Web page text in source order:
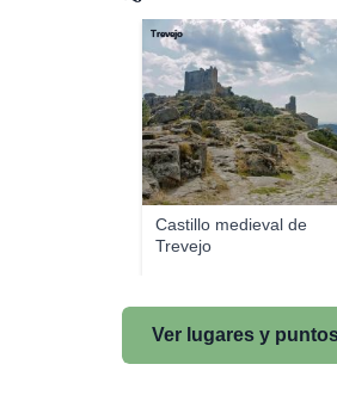
Castillo medieval de
Trevejo
Trevejo
Ver lugares y